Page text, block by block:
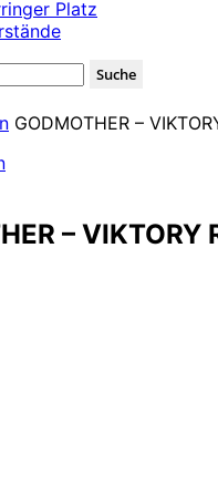
Platz
GODMOTHER –
– VIKTORY